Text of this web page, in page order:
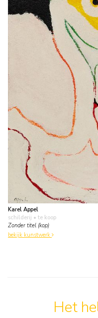
Karel Appel
schilderij • te koop
Zonder titel (kop)
bekijk kunstwerk
Het